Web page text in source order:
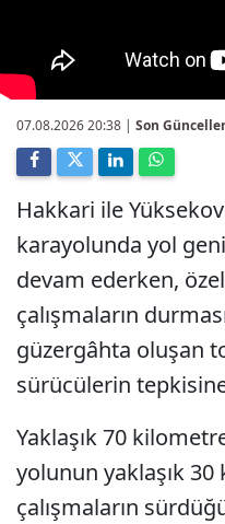
07.08.2026 20:38 | Son
Hakkari ile
karayolunda yol
devam ederken,
çalışmaların
güzergâhta oluşan
sürücülerin
Yaklaşık 70
yolunun yaklaşık
çalışmaların